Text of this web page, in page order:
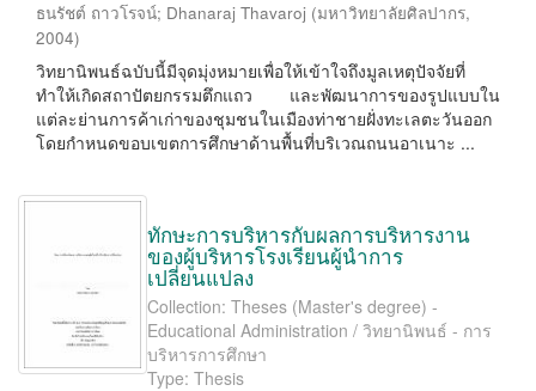
ธนรัชต์ ถาวโรจน์; Dhanaraj Thavaroj (มหาวิทยาลัยศิลปากร,
2004)
วิทยานิพนธ์ฉบับนี้มีจุดมุ่งหมายเพื่อให้เข้าใจถึงมูลเหตุปัจจัยที่
ทำให้เกิดสถาปัตยกรรมตึกแถว และพัฒนาการของรูปแบบใน
แต่ละย่านการค้าเก่าของชุมชนในเมืองท่าชายฝั่งทะเลตะวันออก
โดยกำหนดขอบเขตการศึกษาด้านพื้นที่บริเวณถนนอาเนาะ ...
ทักษะการบริหารกับผลการบริหารงาน
ของผู้บริหารโรงเรียนผู้นำการ
เปลี่ยนแปลง
Collection: Theses (Master's degree) -
Educational Administration / วิทยานิพนธ์ - การ
บริหารการศึกษา
Type: Thesis